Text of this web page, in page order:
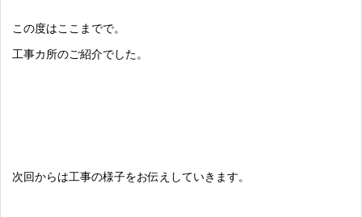
この度はここまでで。
工事カ所のご紹介でした。
次回からは工事の様子をお伝えしていきます。